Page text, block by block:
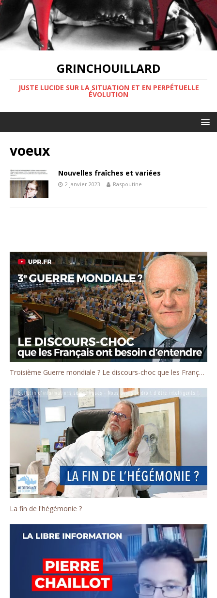
GRINCHOUILLARD
JUSTE LUCIDE SUR LA SITUATION ET EN PERPÉTUELLE
ÉVOLUTION
voeux
Nouvelles fraîches et variées
2 janvier 2023 Raspoutine
Troisième Guerre mondiale ? Le discours-choc que les Français ont besoin d'entendre
La fin de l'hégémonie ?